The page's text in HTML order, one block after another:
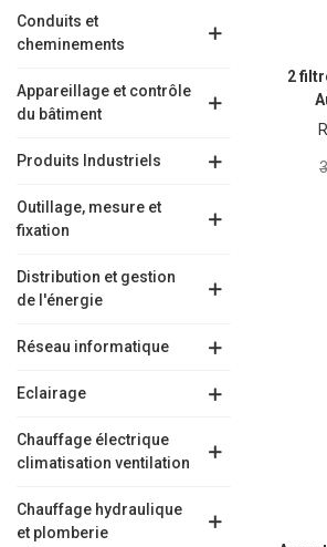
Conduits et
cheminements
Appareillage et contrôle
du bâtiment
Produits Industriels
Outillage, mesure et
fixation
Distribution et gestion
de l'énergie
Réseau informatique
Eclairage
Chauffage électrique
climatisation ventilation
Chauffage hydraulique
et plomberie
2